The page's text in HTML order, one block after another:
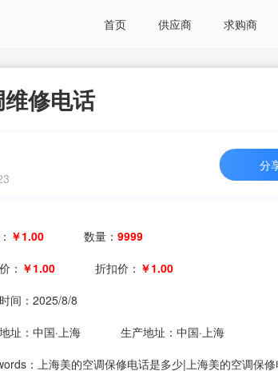
首页 供应商 求购商
修电话
分
￥1.00 数量：9999
： ￥1.00 折扣价： ￥1.00
间：2025/8/8
址：中国·上海
生产地址：中国·上海
：上海美的空调保修电话是多少|上海美的空调保